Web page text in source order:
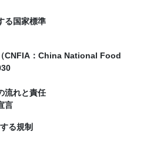
国家標準
：China National Food
れと責任
言
る規制